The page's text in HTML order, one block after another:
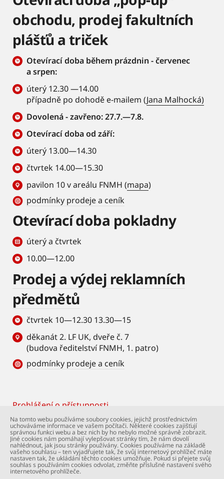
obchodu, prodej fakultních
plášťů a triček
Otevírací doba během prázdnin - červenec
a srpen:
úterý 12.30 —14.00
případně po dohodě e-mailem (Jana Malhocká)
Dovolená - zavřeno: 27.7.—7.8.
Otevírací doba od září:
úterý 13.00—14.30
čtvrtek 14.00—15.30
pavilon 10 v areálu FNMH (mapa)
podmínky prodeje a ceník
Otevírací doba pokladny
úterý a čtvrtek
10.00—12.00
Prodej a výdej reklamních
předmětů
čtvrtek 10—12.30 13.30—15
děkanát 2. LF UK, dveře č. 7
(budova ředitelství FNMH, 1. patro)
podmínky prodeje a ceník
Footer
Prohlášení o přístupnosti
© Univerzita Karlova – 2. lékařská fakulta. Všechna
práva vyhrazena. Foto: 2. LF a Shutterstock.com.
Podpora webu:webmaster@lfmotol.cuni.cz
Na tomto webu používáme soubory cookies, jejichž prostřednictvím
uchováváme informace ve vašem počítači. Některé cookies zajišťují
správnou funkci webu a bez nich by ho nebylo možné správně zobrazit.
Jiné cookies nám pomáhají vylepšovat stránky tím, že nám dovolí
nahlédnout, jak jsou stránky používány. Cookies používáme na základě
vašeho souhlasu – ten vyjadřujete tak, že svůj internetový prohlížeč máte
nastaven tak, že ukládání těchto cookies umožňuje. Pokud si přejete svůj
souhlas s používáním cookies odvolat, změňte příslušné nastavení svého
internetového prohlížeče.